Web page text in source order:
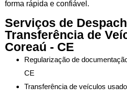
forma rápida e confiável.
Serviços de
Transferência de
Coreaú - CE
Regularização de
CE
Transferência de veículos